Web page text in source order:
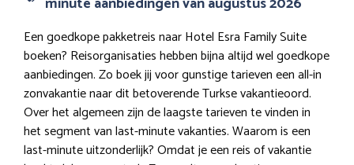
Een goedkope pakketreis naar Hotel Esra Family Suite
boeken? Reisorganisaties hebben bijna altijd wel goedkope
aanbiedingen. Zo boek jij voor gunstige tarieven een all-in
zonvakantie naar dit betoverende Turkse vakantieoord.
Over het algemeen zijn de laagste tarieven te vinden in
het segment van last-minute vakanties. Waarom is een
last-minute uitzonderlijk? Omdat je een reis of vakantie